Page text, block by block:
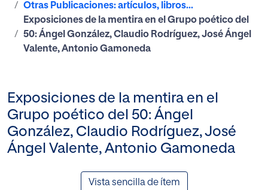
Otras Publicaciones: artículos, libros...
Exposiciones de la mentira en el Grupo poético del
50: Ángel González, Claudio Rodríguez, José Ángel
Valente, Antonio Gamoneda
Exposiciones de la mentira en el
Grupo poético del 50: Ángel
González, Claudio Rodríguez, José
Ángel Valente, Antonio Gamoneda
Vista sencilla de ítem